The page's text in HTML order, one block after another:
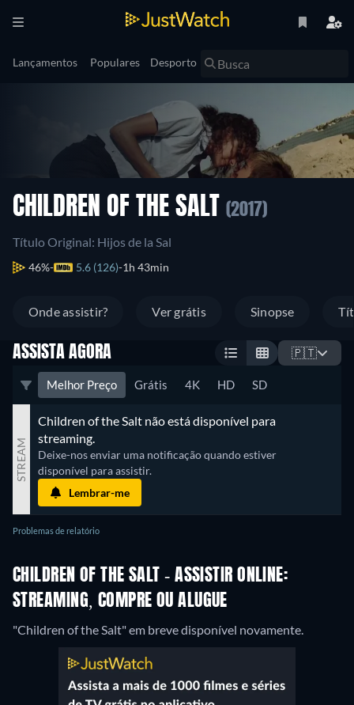
Lançamentos Populares Desporto
CHILDREN OF THE SALT (2017)
Título Original: Hijos de la Sal
46% 5.6 (126) 1h 43min
Onde assistir? Ver grátis Sinopse
ASSISTA AGORA 🇵🇹
Melhor Preço Grátis 4K HD SD
STREAM
Children of the Salt não está disponível para
streaming.
Deixe-nos enviar uma notificação quando estiver
disponível para assistir.
Lembrar-me
Problemas de relatório
CHILDREN OF THE SALT - ASSISTIR ONLINE:
STREAMING, COMPRE OU ALUGUE
"Children of the Salt" em breve disponível novamente.